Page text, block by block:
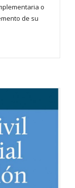
o
de su